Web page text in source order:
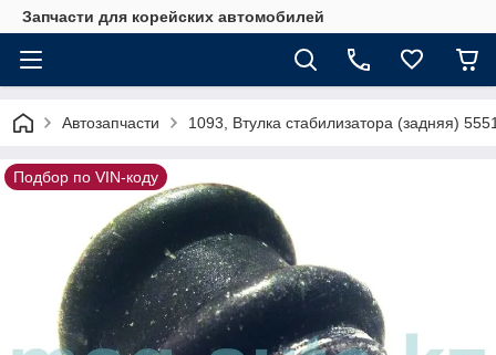
Запчасти для корейских автомобилей
Автозапчасти 1093, Втулка стабилизатора (задняя)
Подбор по VIN-коду